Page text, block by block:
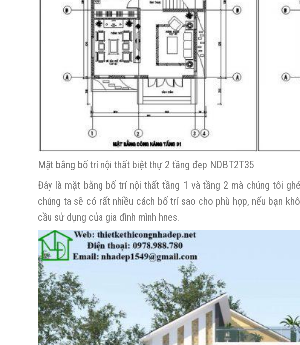
Mặt bằng bố trí nội thất biệt thự 2 tầng đẹp NDBT2T35
Đây là mặt bằng bố trí nội thất tầng 1 và tầng 2 mà chúng tôi
chúng ta sẽ có rất nhiều cách bố trí sao cho phù hợp, nếu bạn
cầu sử dụng của gia đình mình hnes.